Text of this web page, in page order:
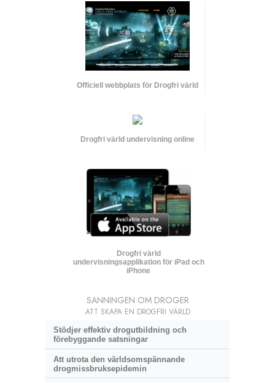
Officiell webbplats för Drogfri värld
Drogfri värld undervisning online
Drogfri värld
undervisningsapplikation för iPad och
iPhone
SANNINGEN OM DROGER
ATT SKAPA EN DROGFRI VÄRLD
Stödjer effektiv drogutbildning och
förebyggande satsningar
Att utrota den världsomspännande
drogmissbruksepidemin